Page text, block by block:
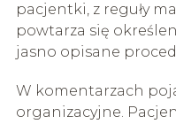
pacjentki, z reguły
powtarza się
jasno opisane
W komentarzach
organizacyjne.